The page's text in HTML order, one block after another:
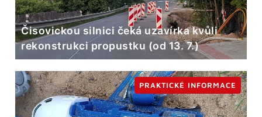
Čisovickou silnici čeká uzavírka kvůli
rekonstrukci propustku (od 13. 7.)
PRAKTICKÉ INFORMACE